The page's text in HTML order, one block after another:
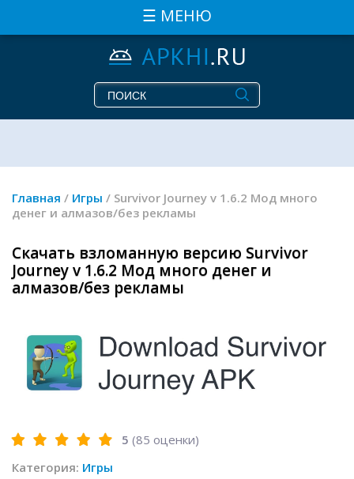
☰ МЕНЮ
Главная / Игры / Survivor Journey v 1.6.2 Мод много
денег и алмазов/без рекламы
Скачать взломанную версию Survivor
Journey v 1.6.2 Мод много денег и
алмазов/без рекламы
5 (85 оценки)
Категория: Игры